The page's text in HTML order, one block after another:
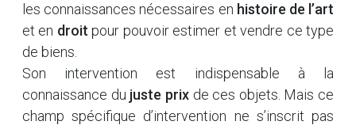
les connaissances nécessaires en histoire de l’art
et en droit pour pouvoir estimer et vendre ce type
de biens.
Son intervention est indispensable à la
connaissance du juste prix de ces objets. Mais ce
champ spécifique d’intervention ne s’inscrit pas